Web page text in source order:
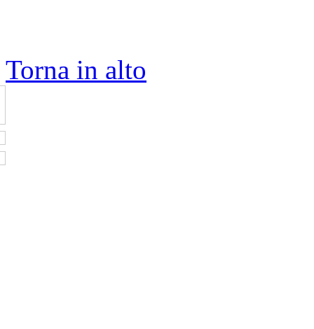
Torna in alto